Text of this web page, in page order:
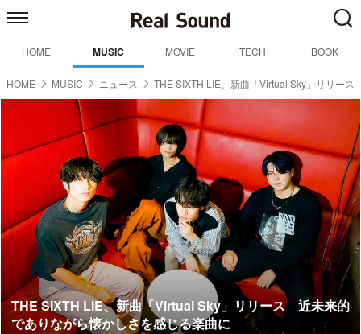
HOME MUSIC MOVIE TECH BOOK
HOME MUSIC ニュース THE SIXTH LIE、新曲「Virtual Sky」リリース
THE SIXTH LIE、新曲「Virtual Sky」リリース 近未来的
でありながら懐かしさを感じる楽曲に